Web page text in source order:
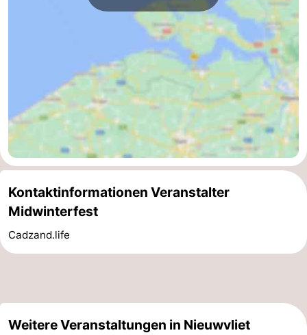
Kontaktinformationen Veranstalter
Midwinterfest
Cadzand.life
Weitere Veranstaltungen in Nieuwvliet